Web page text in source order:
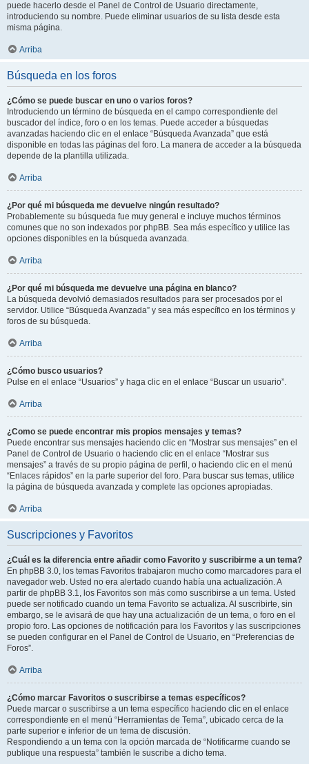
puede hacerlo desde el Panel de Control de Usuario directamente,
introduciendo su nombre. Puede eliminar usuarios de su lista desde esta
misma página.
Arriba
Búsqueda en los foros
¿Cómo se puede buscar en uno o varios foros?
Introduciendo un término de búsqueda en el campo correspondiente del
buscador del índice, foro o en los temas. Puede acceder a búsquedas
avanzadas haciendo clic en el enlace “Búsqueda Avanzada” que está
disponible en todas las páginas del foro. La manera de acceder a la búsqueda
depende de la plantilla utilizada.
Arriba
¿Por qué mi búsqueda me devuelve ningún resultado?
Probablemente su búsqueda fue muy general e incluye muchos términos
comunes que no son indexados por phpBB. Sea más específico y utilice las
opciones disponibles en la búsqueda avanzada.
Arriba
¿Por qué mi búsqueda me devuelve una página en blanco?
La búsqueda devolvió demasiados resultados para ser procesados por el
servidor. Utilice “Búsqueda Avanzada” y sea más específico en los términos y
foros de su búsqueda.
Arriba
¿Cómo busco usuarios?
Pulse en el enlace “Usuarios” y haga clic en el enlace “Buscar un usuario”.
Arriba
¿Como se puede encontrar mis propios mensajes y temas?
Puede encontrar sus mensajes haciendo clic en “Mostrar sus mensajes” en el
Panel de Control de Usuario o haciendo clic en el enlace “Mostrar sus
mensajes” a través de su propio página de perfil, o haciendo clic en el menú
“Enlaces rápidos” en la parte superior del foro. Para buscar sus temas, utilice
la página de búsqueda avanzada y complete las opciones apropiadas.
Arriba
Suscripciones y Favoritos
¿Cuál es la diferencia entre añadir como Favorito y suscribirme a un tema?
En phpBB 3.0, los temas Favoritos trabajaron mucho como marcadores para el
navegador web. Usted no era alertado cuando había una actualización. A
partir de phpBB 3.1, los Favoritos son más como suscribirse a un tema. Usted
puede ser notificado cuando un tema Favorito se actualiza. Al suscribirte, sin
embargo, se le avisará de que hay una actualización de un tema, o foro en el
propio foro. Las opciones de notificación para los Favoritos y las suscripciones
se pueden configurar en el Panel de Control de Usuario, en “Preferencias de
Foros”.
Arriba
¿Cómo marcar Favoritos o suscribirse a temas específicos?
Puede marcar o suscribirse a un tema específico haciendo clic en el enlace
correspondiente en el menú “Herramientas de Tema”, ubicado cerca de la
parte superior e inferior de un tema de discusión.
Respondiendo a un tema con la opción marcada de “Notificarme cuando se
publique una respuesta” también le suscribe a dicho tema.